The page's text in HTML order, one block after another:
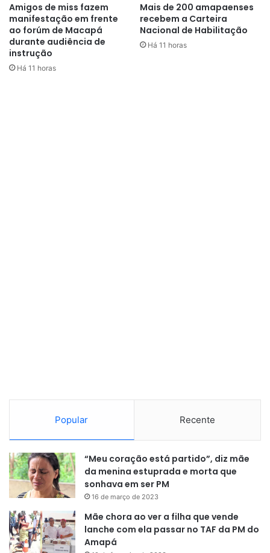
Amigos de miss fazem
manifestação em frente
ao forúm de Macapá
durante audiência de
instrução
Há 11 horas
Mais de 200 amapaenses
recebem a Carteira
Nacional de Habilitação
Há 11 horas
Popular Recente
“Meu coração está partido”, diz mãe
da menina estuprada e morta que
sonhava em ser PM
16 de março de 2023
Mãe chora ao ver a filha que vende
lanche com ela passar no TAF da PM do
Amapá